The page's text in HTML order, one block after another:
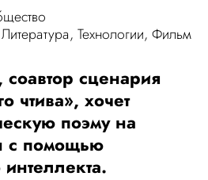
Литература,Технологии,Фильм
сценария
чтива», хочет
поэму на
с помощью
интеллекта.